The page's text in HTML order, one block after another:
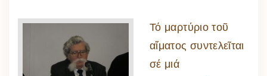
Τό μαρτύριο τοῦ
αἵματος συντελεῖται
σέ μιά